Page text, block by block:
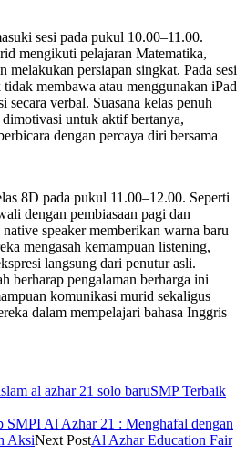
sesi pada pukul 10.00–11.00.
mengikuti pelajaran Matematika,
melakukan persiapan singkat. Pada sesi
membawa atau menggunakan iPad
secara verbal. Suasana kelas penuh
untuk aktif bertanya,
dengan percaya diri bersama
8D pada pukul 11.00–12.00. Seperti
dengan pembiasaan pagi dan
speaker memberikan warna baru
mengasah kemampuan listening,
langsung dari penutur asli.
berharap pengalaman berharga ini
komunikasi murid sekaligus
dalam mempelajari bahasa Inggris
al azhar 21 solo baruSMP Terbaik
SMPI Al Azhar 21 : Menghafal dengan
AksiNext PostAl Azhar Education Fair